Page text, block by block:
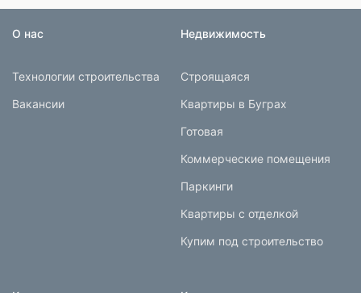
О нас
Технологии строительства
Вакансии
Недвижимость
Строящаяся
Квартиры в Буграх
Готовая
Коммерческие помещения
Паркинги
Квартиры с отделкой
Купим под строительство